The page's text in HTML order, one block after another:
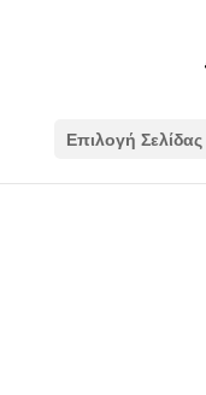
Επιλογή Σελίδας